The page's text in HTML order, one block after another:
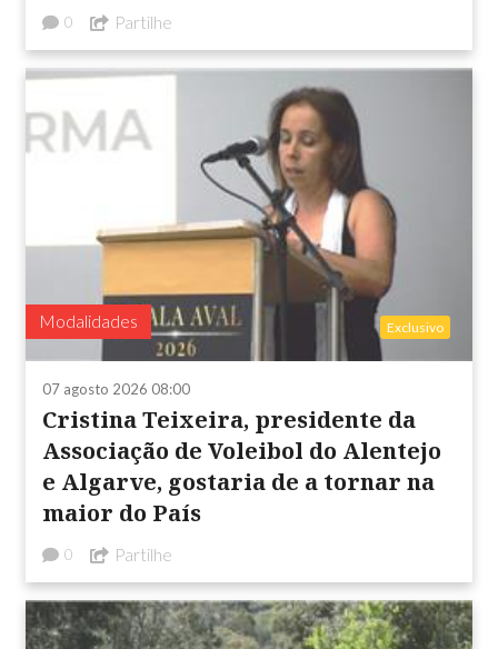
0 Partilhe
Modalidades Exclusivo
07 agosto 2026 08:00
Cristina Teixeira, presidente da
Associação de Voleibol do Alentejo
e Algarve, gostaria de a tornar na
maior do País
0 Partilhe